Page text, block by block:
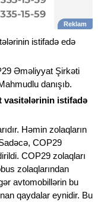
istifadə edə
Əməliyyat Şirkəti
danışıb.
vasitələrinin istifadə
Həmin zolaqların
COP29
COP29 zolaqları
zolaqlarından
avtomobillərin bu
qaydalar eynidir. Bu